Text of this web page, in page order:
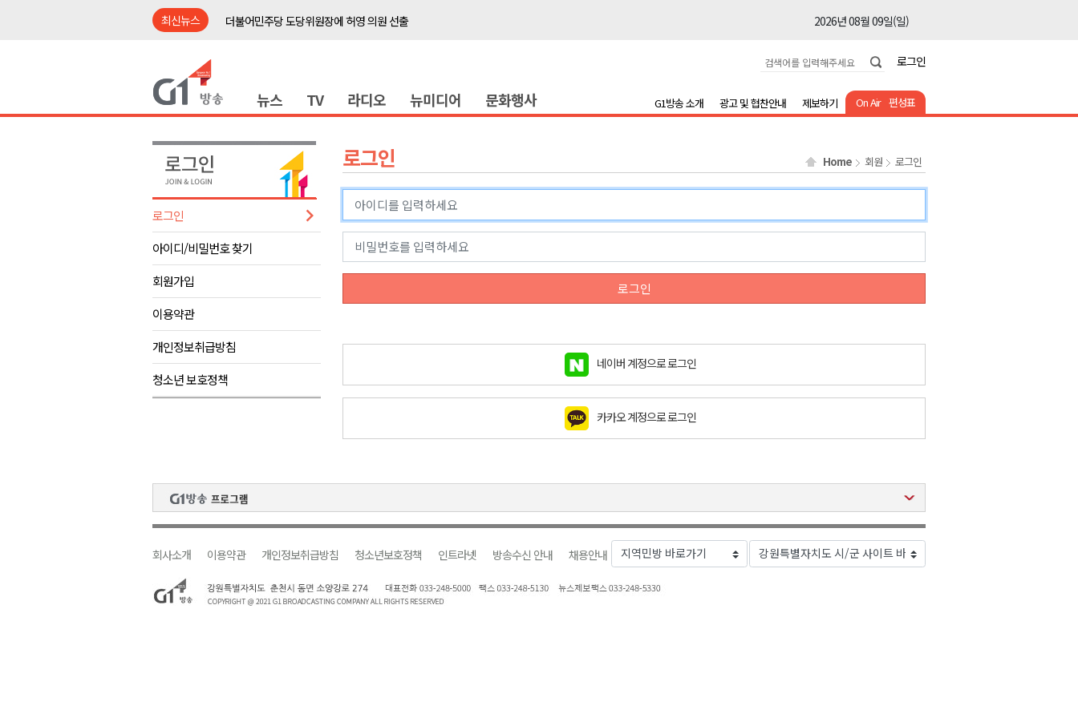
최신뉴스
더불어민주당 도당위원장에 허영 의원 선출
2026년 08월 09일(일)
2026년 08월 09일(일)
동해안 이안류..지자체 대응 강화
2026년 08월 09일(일)
강원도 반려동물지원센터, 참여형 프로그램 신설
평창 전지훈련 성지..선수들 구슬땀
2026년 08월 09일(일)
동해시, 어르신병원동행서비스 확대 운영
원주환경청, 비산배출시설 미신고 사업장 점검
2026년 08월 09일(일)
민주당 순회경선 합동연설회..강원 표심은
더불어민주당 도당위원장에 허영 의원 선출
2026년 08월 09일(일)
수족구병 원인 바이러스 급증..위생 주의 당부
2026년 08월 09일(일)
춘천 돈사 화재..평창 교통사고 4명 경상
동해안 이안류..지자체 대응 강화
원주시, 지역첨단의료복합단지 지정 준비 본격화
원주환경청, 비산배출시설 미신고 사업장 점검
2026년 08월 09일(일)
로그인
뉴스 TV 라디오 뉴미디어 문화행사 On Air 편성표
G1방송 소개 광고 및 협찬안내 제보하기
로그인
아이디/비밀번호 찾기
회원가입
이용약관
개인정보취급방침
청소년 보호정책
로그인 Home 회원 로그인
로그인
네이버 계정으로 로그인
카카오 계정으로 로그인
회사소개 이용약관 개인정보취급방침 청소년보호정책 인트라넷 방송수신 안내 채용안내